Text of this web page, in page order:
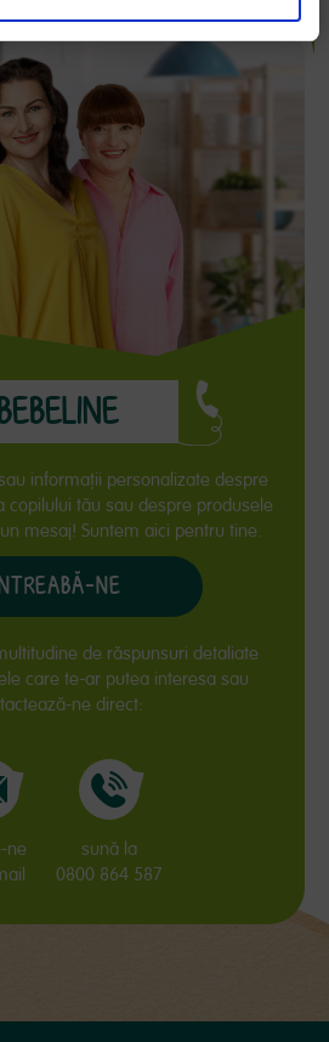
informaţii personalizate despre
copilului tău sau despre produsele
mesaj! Suntem aici pentru tine.
NE
de răspunsuri detaliate
care te-ar putea interesa sau
ne direct:
ne
sună la
0800 864 587